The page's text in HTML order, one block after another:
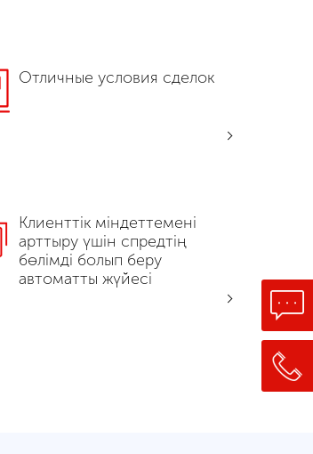
Отличные условия сделок
Клиенттік міндеттемені
арттыру үшін спредтің
бөлімді болып беру
автоматты жүйесі